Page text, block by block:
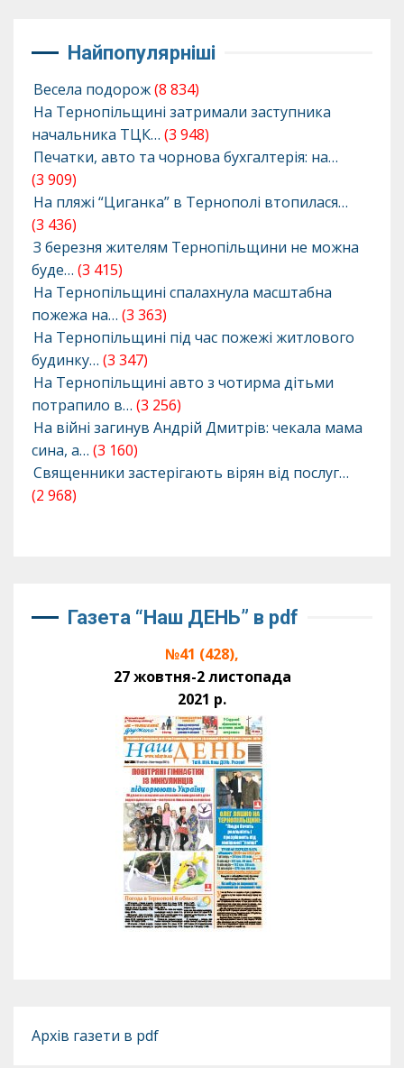
Найпопулярніші
Весела подорож(8 834)
На Тернопільщині затримали заступника
начальника ТЦК… (3 948)
Печатки, авто та чорнова бухгалтерія: на…
(3 909)
На пляжі “Циганка” в Тернополі втопилася…
(3 436)
З березня жителям Тернопільщини не можна
буде… (3 415)
На Тернопільщині спалахнула масштабна
пожежа на… (3 363)
На Тернопільщині під час пожежі житлового
будинку… (3 347)
На Тернопільщині авто з чотирма дітьми
потрапило в… (3 256)
На війні загинув Андрій Дмитрів: чекала мама
сина, а… (3 160)
Священники застерігають вірян від послуг…
(2 968)
Газета “Наш ДЕНЬ” в pdf
№41 (428),
27 жовтня-2 листопада
2021 р.
Архів газети в pdf